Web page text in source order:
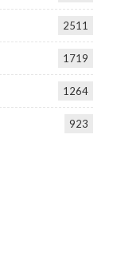
2511
1719
1264
923